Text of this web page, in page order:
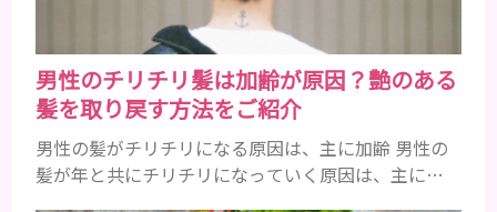
男性のチリチリ髪は加齢が原因？艶のある
髪を取り戻す方法をご紹介
男性の髪がチリチリになる原因は、主に加齢 男性の
髪が年と共にチリチリになっていく原因は、主に加